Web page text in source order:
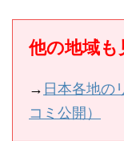
他の地域も
→ 日本各地の
コミ公開）